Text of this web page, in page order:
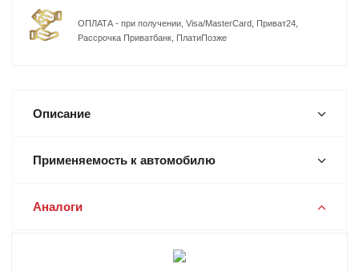
ОПЛАТА - при получении, Visa/MasterCard, Приват24,
Рассрочка Приватбанк, ПлатиПозже
Описание
Применяемость к автомобилю
Аналоги